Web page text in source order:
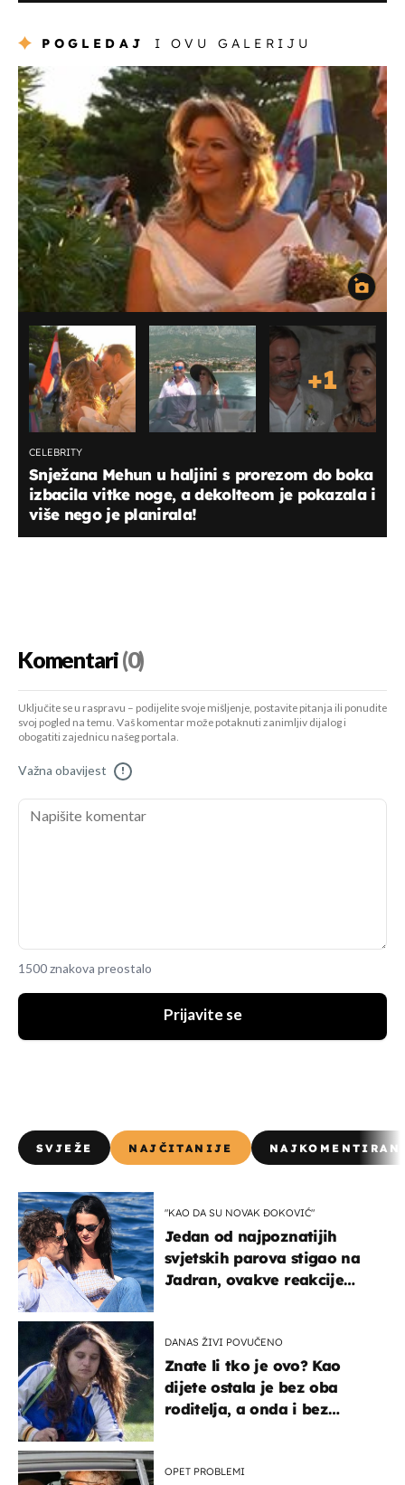
POGLEDAJ I OVU GALERIJU
+1
CELEBRITY
Snježana Mehun u haljini s prorezom do boka
izbacila vitke noge, a dekolteom je pokazala i
više nego je planirala!
Komentari(0)
Uključite se u raspravu – podijelite svoje mišljenje, postavite pitanja ili ponudite
svoj pogled na temu. Vaš komentar može potaknuti zanimljiv dijalog i
obogatiti zajednicu našeg portala.
Važna obavijest !
1500 znakova preostalo
Prijavite se
SVJEŽE NAJČITANIJE
"KAO DA SU NOVAK ĐOKOVIĆ"
Jedan od najpoznatijih
svjetskih parova stigao na
Jadran, ovakve reakcije
DANAS ŽIVI POVUČENO
Znate li tko je ovo? Kao
dijete ostala je bez oba
roditelja, a onda i bez
OPET PROBLEMI